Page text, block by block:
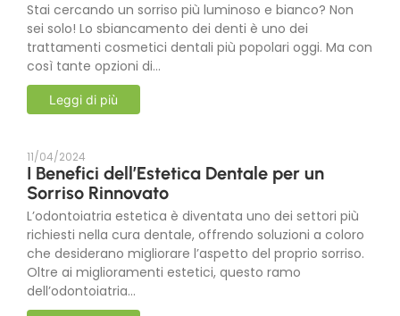
Stai cercando un sorriso più luminoso e bianco? Non
sei solo! Lo sbiancamento dei denti è uno dei
trattamenti cosmetici dentali più popolari oggi. Ma con
così tante opzioni di...
Leggi di più
11/04/2024
I Benefici dell’Estetica Dentale per un
Sorriso Rinnovato
L’odontoiatria estetica è diventata uno dei settori più
richiesti nella cura dentale, offrendo soluzioni a coloro
che desiderano migliorare l’aspetto del proprio sorriso.
Oltre ai miglioramenti estetici, questo ramo
dell’odontoiatria...